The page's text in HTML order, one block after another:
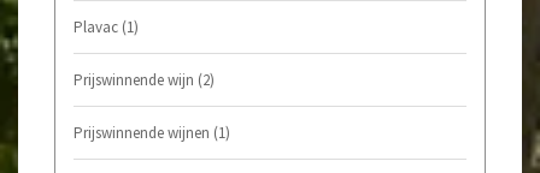
Plavac (1)
Prijswinnende wijn (2)
Prijswinnende wijnen (1)